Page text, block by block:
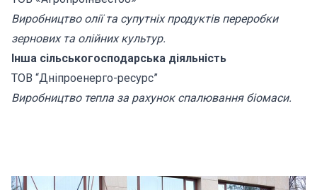
Виробництво олії та супутніх продуктів переробки
зернових та олійних культур.
Інша сільськогосподарська діяльність
ТОВ “Дніпроенерго-ресурс”
Виробництво тепла за рахунок спалювання біомаси.